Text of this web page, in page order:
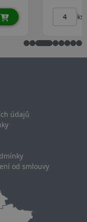
DO KOŠÍKU
údajů
od smlouvy